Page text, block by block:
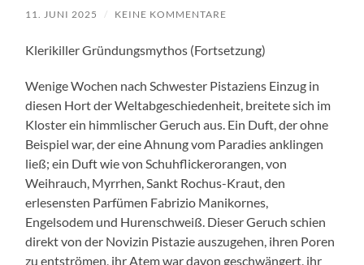
11. JUNI 2025 / KEINE KOMMENTARE
Klerikiller Gründungsmythos (Fortsetzung)
Wenige Wochen nach Schwester Pistaziens Einzug in
diesen Hort der Weltabgeschiedenheit, breitete sich im
Kloster ein himmlischer Geruch aus. Ein Duft, der ohne
Beispiel war, der eine Ahnung vom Paradies anklingen
ließ; ein Duft wie von Schuhflickerorangen, von
Weihrauch, Myrrhen, Sankt Rochus-Kraut, den
erlesensten Parfümen Fabrizio Manikornes,
Engelsodem und Hurenschweiß. Dieser Geruch schien
direkt von der Novizin Pistazie auszugehen, ihren Poren
zu entströmen, ihr Atem war davon geschwängert, ihr